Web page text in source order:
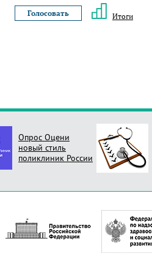
Итоги
Опрос Оцени
новый стиль
поликлиник России